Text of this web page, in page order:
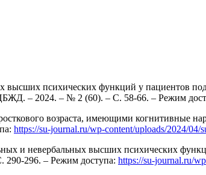
психических функций у пациентов
– 2024. – № 2 (60). – С. 58-66. – Режим
возраста, имеющими когнитивные
https://su-journal.ru/wp-content/uploads/2024/04/
и невербальных высших психических
296. – Режим доступа: https://su-journal.ru/